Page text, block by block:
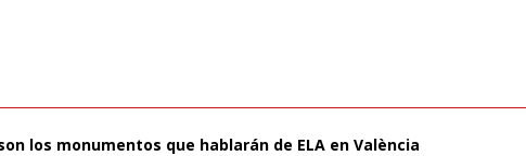
los monumentos que hablarán de ELA en València